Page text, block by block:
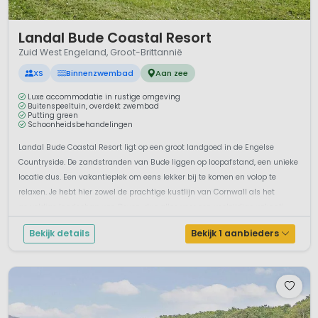
Landal Bude Coastal Resort
Zuid West Engeland, Groot-Brittannië
XS Binnenzwembad Aan zee
Luxe accommodatie in rustige omgeving
Buitenspeeltuin, overdekt zwembad
Putting green
Schoonheidsbehandelingen
Landal Bude Coastal Resort ligt op een groot landgoed in de Engelse
Countryside. De zandstranden van Bude liggen op loopafstand, een unieke
locatie dus. Een vakantieplek om eens lekker bij te komen en volop te
relaxen. Je hebt hier zowel de prachtige kustlijn van Cornwall als het
Bekijk details Bekijk 1 aanbieders